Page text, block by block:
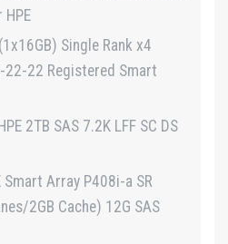
Single Rank x4
22-22 Registered Smart
2TB SAS 7.2K LFF SC DS
Smart Array P408i-a SR
2GB Cache) 12G SAS